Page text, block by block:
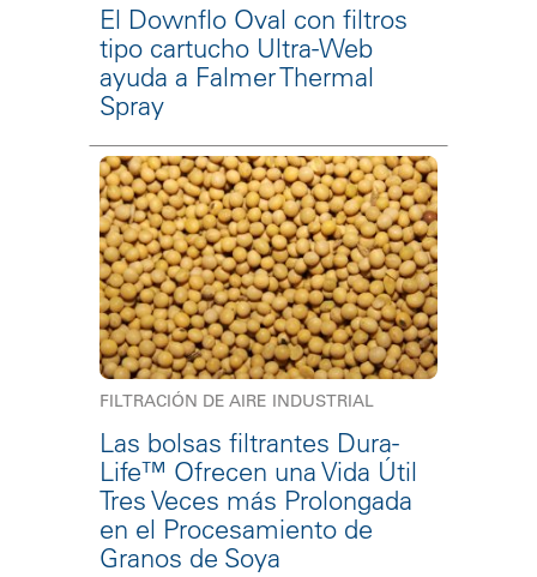
El Downflo Oval con filtros
tipo cartucho Ultra-Web
ayuda a Falmer Thermal
Spray
FILTRACIÓN DE AIRE INDUSTRIAL
Las bolsas filtrantes Dura-
Life™ Ofrecen una Vida Útil
Tres Veces más Prolongada
en el Procesamiento de
Granos de Soya